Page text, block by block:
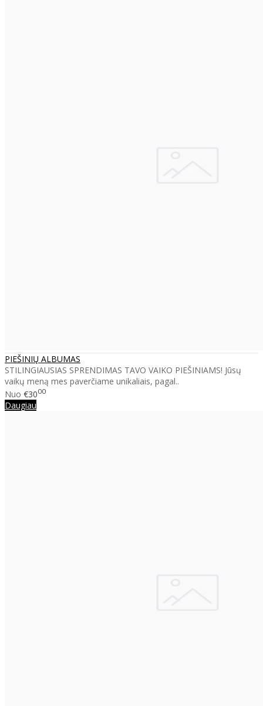
PIEŠINIŲ ALBUMAS
STILINGIAUSIAS SPRENDIMAS TAVO VAIKO PIEŠINIAMS! Jūsų
vaikų meną mes paverčiame unikaliais, pagal..
Nuo €3000
Daugiau